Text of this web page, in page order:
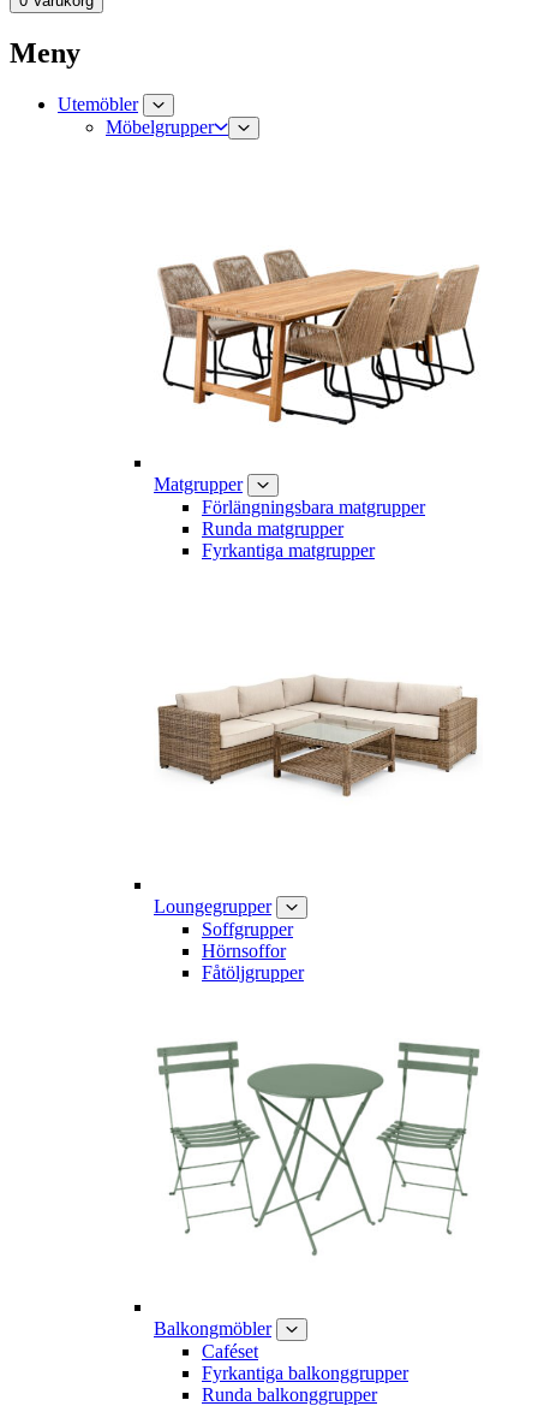
Meny
Utemöbler
Möbelgrupper
Matgrupper
Förlängningsbara matgrupper
Runda matgrupper
Fyrkantiga matgrupper
Loungegrupper
Soffgrupper
Hörnsoffor
Fåtöljgrupper
Balkongmöbler
Caféset
Fyrkantiga balkonggrupper
Runda balkonggrupper